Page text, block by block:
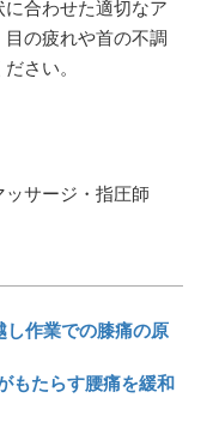
合わせた適切なア
の疲れや首の不調
さい。
ッサージ・指圧師
作業での膝痛の原
もたらす腰痛を緩和